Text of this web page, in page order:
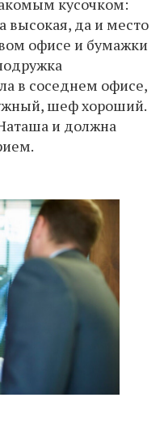
кусочком:
высокая, да и место
офисе и бумажки
в соседнем офисе,
шеф хороший.
и должна